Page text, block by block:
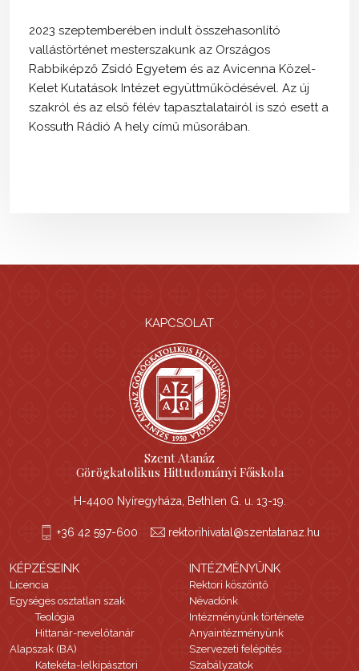
2023 szeptemberében indult összehasonlító
vallástörténet mesterszakunk az Országos
Rabbiképző Zsidó Egyetem és az Avicenna Közel-
Kelet Kutatások Intézet együttműködésével. Az új
szakról és az első félév tapasztalatairól is szó esett a
Kossuth Rádió A hely című műsorában.
KAPCSOLAT
Szent Atanáz
Görögkatolikus Hittudományi Főiskola
H-4400 Nyíregyháza, Bethlen G. u. 13-19.
+36 42 597-600 rektorihivatal@szentatanaz.hu
KÉPZÉSEINK
Licencia
Egységes osztatlan szak
Teológia
Hittanár-nevelőtanár
Alapszak (BA)
Katekéta-lelkipásztori
INTÉZMÉNYÜNK
Rektori köszöntő
Névadónk
Intézményünk története
Anyaintézményünk
Szervezeti felépítés
Szabályzatok